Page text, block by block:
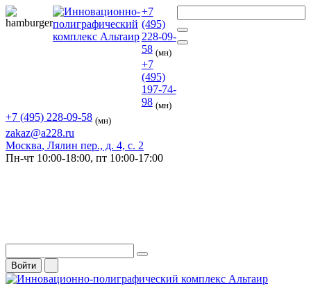
+7
(495)
228-09-
58 (мн)
+7
(495)
197-74-
98 (мн)
+7 (495) 228-09-58 (мн)
zakaz@a228.ru
Москва, Лялин пер., д. 4, с. 2
Пн-чт 10:00-18:00, пт 10:00-17:00
Войти